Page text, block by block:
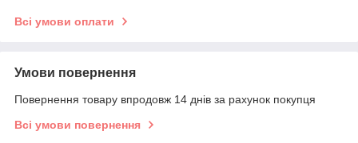
Всі умови оплати
Умови повернення
Повернення товару впродовж 14 днів за рахунок покупця
Всі умови повернення